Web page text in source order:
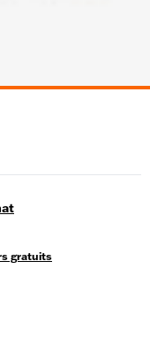
gratuits